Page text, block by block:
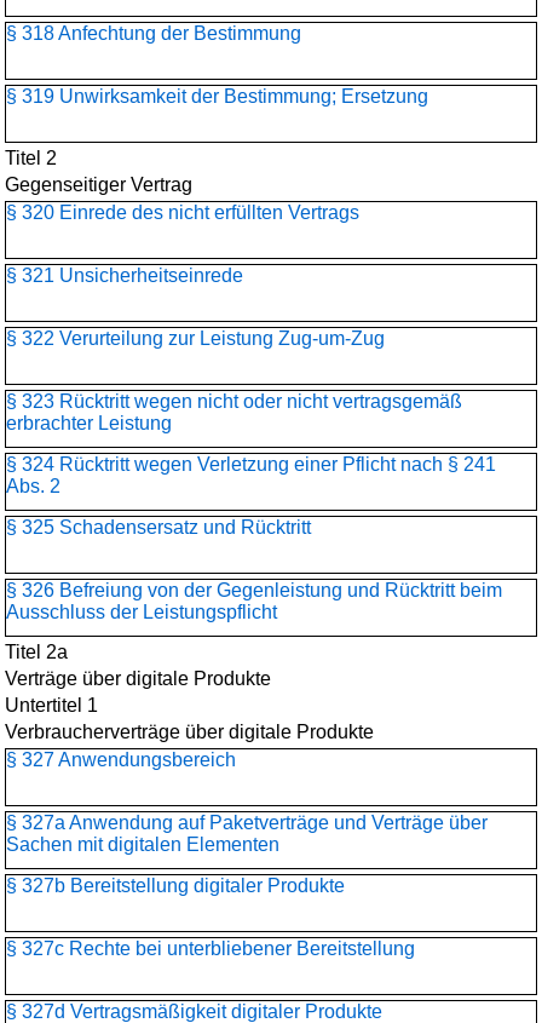
§ 318 Anfechtung der Bestimmung
§ 319 Unwirksamkeit der Bestimmung; Ersetzung
Titel 2
Gegenseitiger Vertrag
§ 320 Einrede des nicht erfüllten Vertrags
§ 321 Unsicherheitseinrede
§ 322 Verurteilung zur Leistung Zug-um-Zug
§ 323 Rücktritt wegen nicht oder nicht vertragsgemäß
erbrachter Leistung
§ 324 Rücktritt wegen Verletzung einer Pflicht nach § 241
Abs. 2
§ 325 Schadensersatz und Rücktritt
§ 326 Befreiung von der Gegenleistung und Rücktritt beim
Ausschluss der Leistungspflicht
Titel 2a
Verträge über digitale Produkte
Untertitel 1
Verbraucherverträge über digitale Produkte
§ 327 Anwendungsbereich
§ 327a Anwendung auf Paketverträge und Verträge über
Sachen mit digitalen Elementen
§ 327b Bereitstellung digitaler Produkte
§ 327c Rechte bei unterbliebener Bereitstellung
§ 327d Vertragsmäßigkeit digitaler Produkte